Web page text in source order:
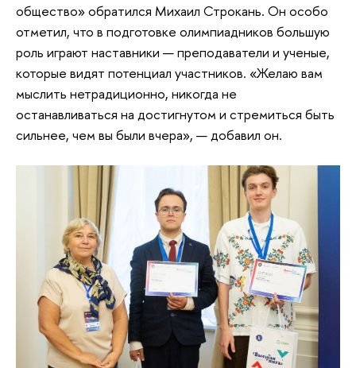
общество» обратился Михаил Строкань. Он особо
отметил, что в подготовке олимпиадников большую
роль играют наставники — преподаватели и ученые,
которые видят потенциал участников. «Желаю вам
мыслить нетрадиционно, никогда не
останавливаться на достигнутом и стремиться быть
сильнее, чем вы были вчера», — добавил он.